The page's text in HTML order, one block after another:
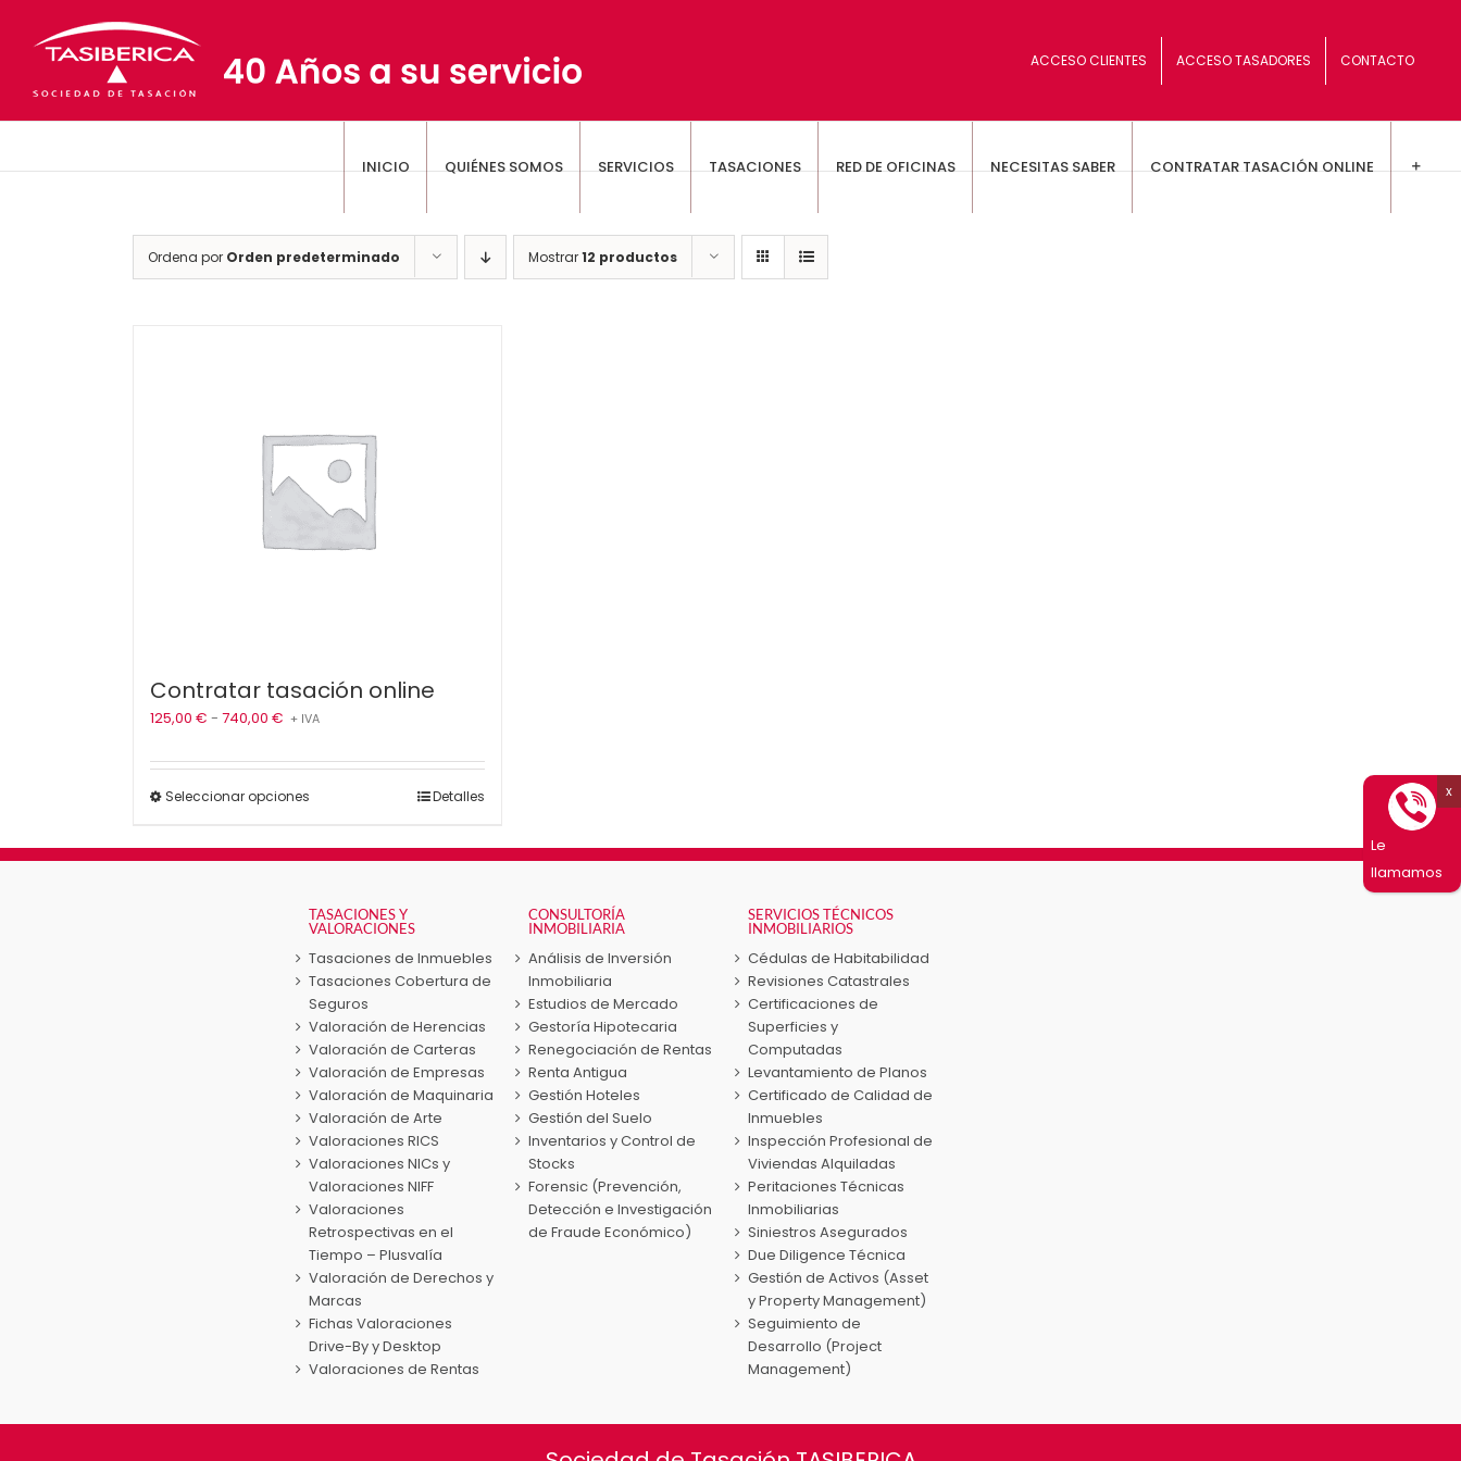
contenido
ACCESO CLIENTES ACCESO TASADORES CONTACTO
INICIO QUIÉNES SOMOS SERVICIOS TASACIONES RED DE OFICINAS NECESITAS SABER CONTRATAR TASACIÓN ONLINE
Ordena por Orden predeterminado Mostrar12 productos
Contratar tasación online
125,00 € - 740,00 € Rango
precios:
125,00 €
740,00 €
+ IVA
Seleccionar opciones
múltiples
Las
opciones
se
pueden
elegir
en
la
página
de
producto
Detalles
TASACIONES Y
VALORACIONES
Tasaciones de Inmuebles
Tasaciones Cobertura de
Seguros
Valoración de Herencias
Valoración de Carteras
Valoración de Empresas
Valoración de Maquinaria
Valoración de Arte
Valoraciones RICS
Valoraciones NICs y
Valoraciones NIFF
Valoraciones
Retrospectivas en el
Tiempo – Plusvalía
Valoración de Derechos y
Marcas
Fichas Valoraciones
Drive-By y Desktop
Valoraciones de Rentas
CONSULTORÍA
INMOBILIARIA
Análisis de Inversión
Inmobiliaria
Estudios de Mercado
Gestoría Hipotecaria
Renegociación de Rentas
Renta Antigua
Gestión Hoteles
Gestión del Suelo
Inventarios y Control de
Stocks
Forensic (Prevención,
Detección e Investigación
de Fraude Económico)
SERVICIOS TÉCNICOS
INMOBILIARIOS
Cédulas de Habitabilidad
Revisiones Catastrales
Certificaciones de
Superficies y
Computadas
Levantamiento de Planos
Certificado de Calidad de
Inmuebles
Inspección Profesional de
Viviendas Alquiladas
Peritaciones Técnicas
Inmobiliarias
Siniestros Asegurados
Due Diligence Técnica
Gestión de Activos (Asset
y Property Management)
Seguimiento de
Desarrollo (Project
Management)
Le
llamamos